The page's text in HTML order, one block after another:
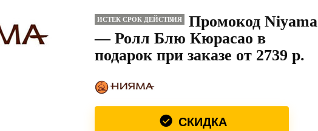
ИСТЕК СРОК ДЕЙСТВИЯ
Промокод Niyama
— Ролл Блю Кюрасао в
подарок при заказе от 2739 р.
СКИДКА